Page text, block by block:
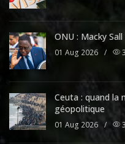
ONU : Macky
01 Aug 2026 /
Ceuta : quand la
géopolitique
01 Aug 2026 /